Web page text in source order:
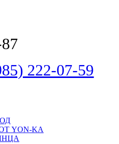
222-07-59
YON-KA